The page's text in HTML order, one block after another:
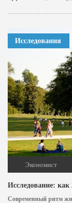
Исследования
Экономист
Исследование:
Современный ритм